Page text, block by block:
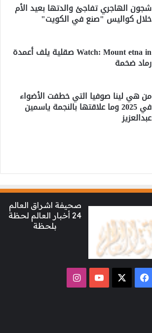
شجون الهاجري تفاجئ والدتها بعيد الأم
خلال كواليس "صنع في الكويت"
Watch: Mount etna in صقلية يلف أعمدة
رماد ضخمة
من هي لينا صوفيا التي خطفت الأضواء
في 2025 وما علاقتها بالنجمة ياسمين
عبدالعزيز
صحيفة اشراق العالم
24 أخبار العالم لحظة
بلحظة
فيسبوك ‫YouTubeانستقرام